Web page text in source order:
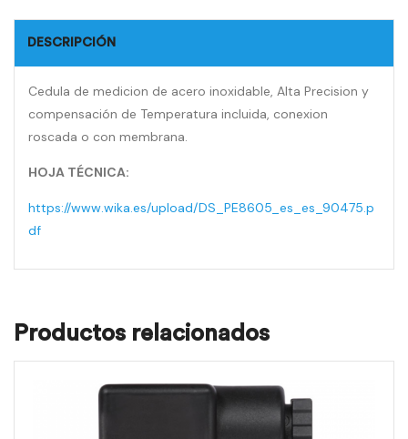
DESCRIPCIÓN
Cedula de medicion de acero inoxidable, Alta Precision y
compensación de Temperatura incluida, conexion
roscada o con membrana.
HOJA TÉCNICA:
https://www.wika.es/upload/DS_PE8605_es_es_90475.p
df
Productos relacionados